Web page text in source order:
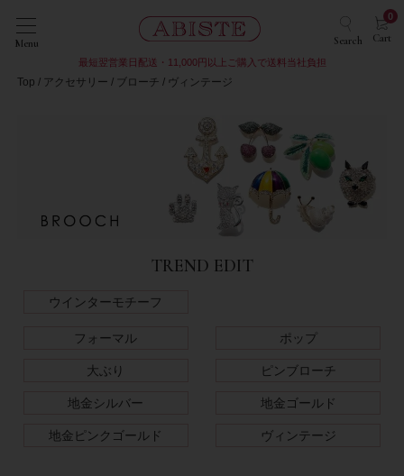
Menu Search Cart
0
最短翌営業日配送・11,000円以上ご購入で送料当社負担
Top アクセサリー ブローチ ヴィンテージ
TREND EDIT
ウインターモチーフ
フォーマル ポップ
大ぶり ピンブローチ
地金シルバー 地金ゴールド
地金ピンクゴールド ヴィンテージ